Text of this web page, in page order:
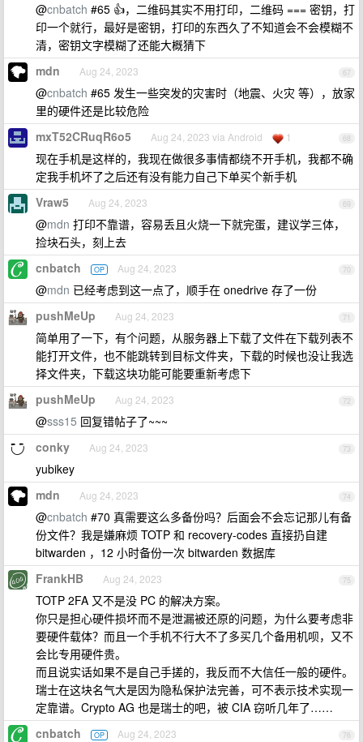
@cnbatch #65 👍，二维码其实不用打印，二维码 === 密钥，打
印一个就行，最好是密钥，打印的东西久了不知道会不会模糊不
清，密钥文字模糊了还能大概猜下
67
mdn Aug 24, 2023
@cnbatch #65 发生一些突发的灾害时（地震、火灾 等），放家
里的硬件还是比较危险
68
mxT52CRuqR6o5 Aug 24, 2023 via Android 1
现在手机是这样的，我现在做很多事情都绕不开手机，我都不确
定我手机坏了之后还有没有能力自己下单买个新手机
69
Vraw5 Aug 24, 2023
@mdn 打印不靠谱，容易丢且火烧一下就完蛋，建议学三体，
捡块石头，刻上去
70
cnbatch OP Aug 24, 2023
@mdn 已经考虑到这一点了，顺手在 onedrive 存了一份
71
pushMeUp Aug 24, 2023
简单用了一下，有个问题，从服务器上下载了文件在下载列表不
能打开文件，也不能跳转到目标文件夹，下载的时候也没让我选
择文件夹，下载这块功能可能要重新考虑下
72
pushMeUp Aug 24, 2023
@sss15 回复错帖子了~~~
73
conky Aug 24, 2023
yubikey
74
mdn Aug 24, 2023
@cnbatch #70 真需要这么多备份吗？后面会不会忘记那儿有备
份文件？我是嫌麻烦 TOTP 和 recovery-codes 直接扔自建
bitwarden ，12 小时备份一次 bitwarden 数据库
75
FrankHB Aug 24, 2023
TOTP 2FA 又不是没 PC 的解决方案。
你只是担心硬件损坏而不是泄漏被还原的问题，为什么要考虑非
要硬件载体？而且一个手机不行大不了多买几个备用机呗，又不
会比专用硬件贵。
而且说实话如果不是自己手搓的，我反而不大信任一般的硬件。
瑞士在这块名气大是因为隐私保护法完善，可不表示技术实现一
定靠谱。Crypto AG 也是瑞士的吧，被 CIA 窃听几年了……
76
cnbatch OP Aug 24, 2023